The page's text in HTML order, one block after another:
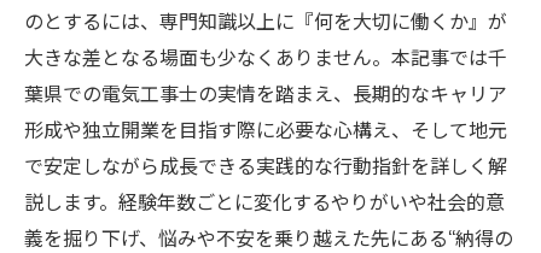
のとするには、専門知識以上に『何を大切に働くか』が
大きな差となる場面も少なくありません。本記事では千
葉県での電気工事士の実情を踏まえ、長期的なキャリア
形成や独立開業を目指す際に必要な心構え、そして地元
で安定しながら成長できる実践的な行動指針を詳しく解
説します。経験年数ごとに変化するやりがいや社会的意
義を掘り下げ、悩みや不安を乗り越えた先にある“納得の